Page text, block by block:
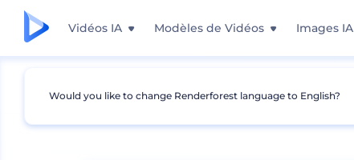
Vidéos IA Modèles de Vidéos Images IA
Mockups Intérieur Maquette d՛oreiller
Would you like to change Renderforest language to English?